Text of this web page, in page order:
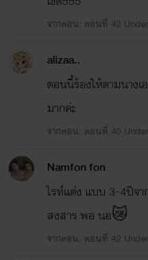
จากตอน: ตอนที่ 42
alizaa..
ตอนนี้ร้องให้ตามนาง
มากค่ะ
จากตอน: ตอนที่ 40
Namfon fon
ไรท์แต่ง แบบ 3-4ปีจา
สงสาร พอ นอ😿
จากตอน: ตอนที่ 42